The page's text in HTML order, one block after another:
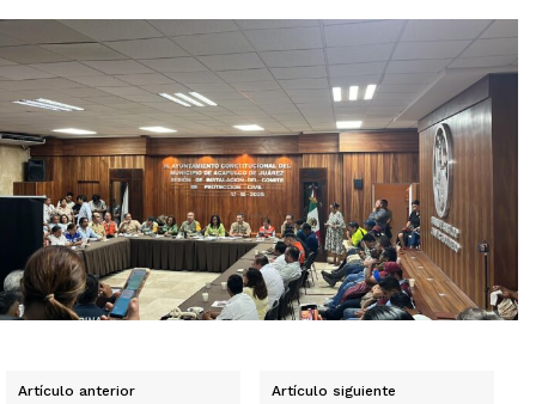
Artículo anterior Artículo siguiente